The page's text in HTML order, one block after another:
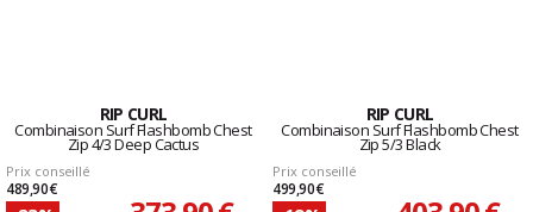
RIP CURL
Combinaison Surf Flashbomb Chest
Zip 4/3 Deep Cactus
Prix conseillé
489,90 €
RIP CURL
Combinaison Surf Flashbomb Chest
Zip 5/3 Black
Prix conseillé
499,90 €